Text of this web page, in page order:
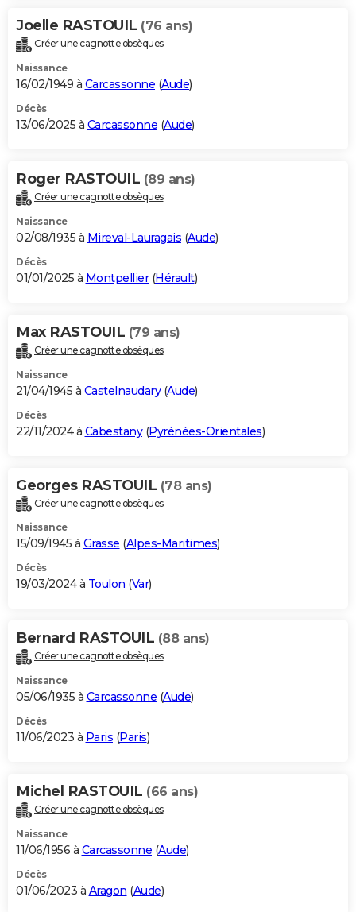
Carte de Noël
Carte Bonne année
Carte Saint-Valentin
Carte Pâques
Carte d'anniversaire
DICTIONNAIRE
Dictionnaire
Biographies
Citations
Expressions
Proverbes
PROGRAMME TV
S'inscrire
Se connecter
Lycées
Collèges
Primaires
Universités
Entreprises
Service militaire
Avis de recherche
AVIS DE DÉCÈS
Bricolage
Lifestyle
Culture
Sport
Auto
Television
Voyage
Cinema
Joelle RASTOUIL (76 ans)
Créer une cagnotte obsèques
Naissance
16/02/1949 à Carcassonne (Aude)
Décès
13/06/2025 à Carcassonne (Aude)
Roger RASTOUIL (89 ans)
Créer une cagnotte obsèques
Naissance
02/08/1935 à Mireval-Lauragais (Aude)
Décès
01/01/2025 à Montpellier(Hérault)
Max RASTOUIL (79 ans)
Créer une cagnotte obsèques
Naissance
21/04/1945 à Castelnaudary(Aude)
Décès
22/11/2024 à Cabestany(Pyrénées-Orientales)
Georges RASTOUIL (78 ans)
Créer une cagnotte obsèques
Naissance
15/09/1945 à Grasse (Alpes-Maritimes)
Décès
19/03/2024 à Toulon (Var)
Bernard RASTOUIL (88 ans)
Créer une cagnotte obsèques
Naissance
05/06/1935 à Carcassonne (Aude)
Décès
11/06/2023 à Paris (Paris)
Michel RASTOUIL (66 ans)
Créer une cagnotte obsèques
Naissance
11/06/1956 à Carcassonne (Aude)
Décès
01/06/2023 à Aragon (Aude)